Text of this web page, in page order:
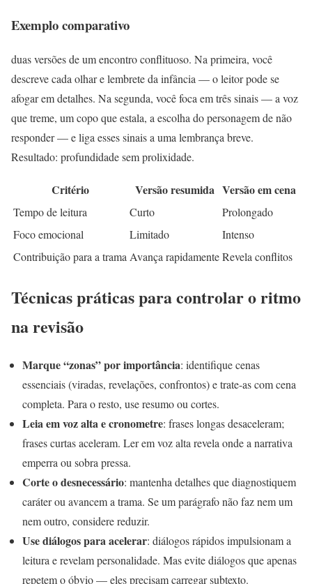
Exemplo comparativo
duas versões de um encontro conflituoso. Na primeira, você
descreve cada olhar e lembrete da infância — o leitor pode se
afogar em detalhes. Na segunda, você foca em três sinais — a voz
que treme, um copo que estala, a escolha do personagem de não
responder — e liga esses sinais a uma lembrança breve.
Resultado: profundidade sem prolixidade.
Critério Versão resumida Versão em cena
Tempo de leitura Curto
Prolongado
Foco emocional
Limitado
Intenso
Contribuição para a trama Avança rapidamenteRevela conflitos
Técnicas práticas para controlar o ritmo
na revisão
Marque “zonas” por importância: identifique cenas
essenciais (viradas, revelações, confrontos) e trate-as com cena
completa. Para o resto, use resumo ou cortes.
Leia em voz alta e cronometre: frases longas desaceleram;
frases curtas aceleram. Ler em voz alta revela onde a narrativa
emperra ou sobra pressa.
Corte o desnecessário: mantenha detalhes que diagnostiquem
caráter ou avancem a trama. Se um parágrafo não faz nem um
nem outro, considere reduzir.
Use diálogos para acelerar: diálogos rápidos impulsionam a
leitura e revelam personalidade. Mas evite diálogos que apenas
repetem o óbvio — eles precisam carregar subtexto.